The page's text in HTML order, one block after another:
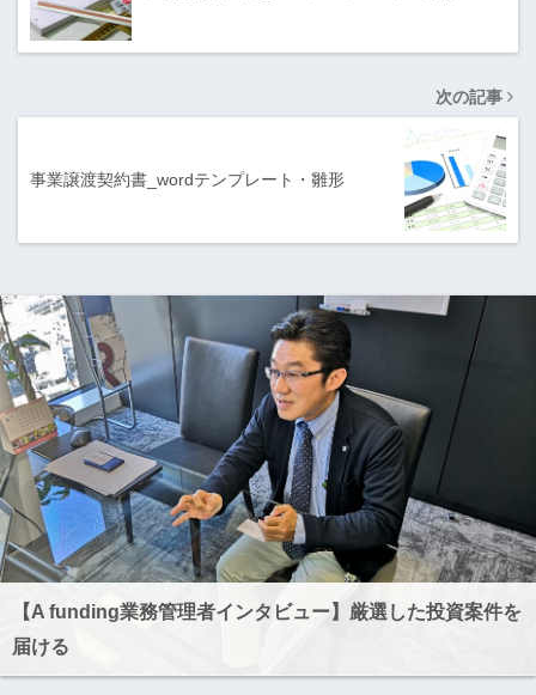
次の記事
事業譲渡契約書_wordテンプレート・雛形
【A funding業務管理者インタビュー】厳選した投資案件を
届ける